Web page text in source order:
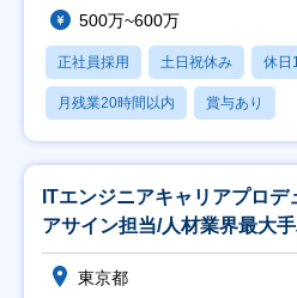
500万~600万
正社員採用 土日祝休み 休日
月残業20時間以内 賞与あり
ITエンジニアキャリアプロ
アサイン担当/人材業界最大
東京都